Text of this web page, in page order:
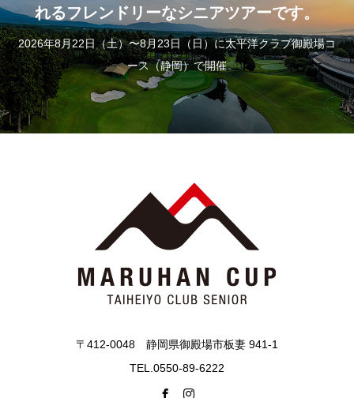
れるフレンドリーなシニアツアーです。
2026年8月22日（土）〜8月23日（日）に太平洋クラブ御殿場コ
ース（静岡）で開催
〒412-0048 静岡県御殿場市板妻 941-1
TEL.0550-89-6222